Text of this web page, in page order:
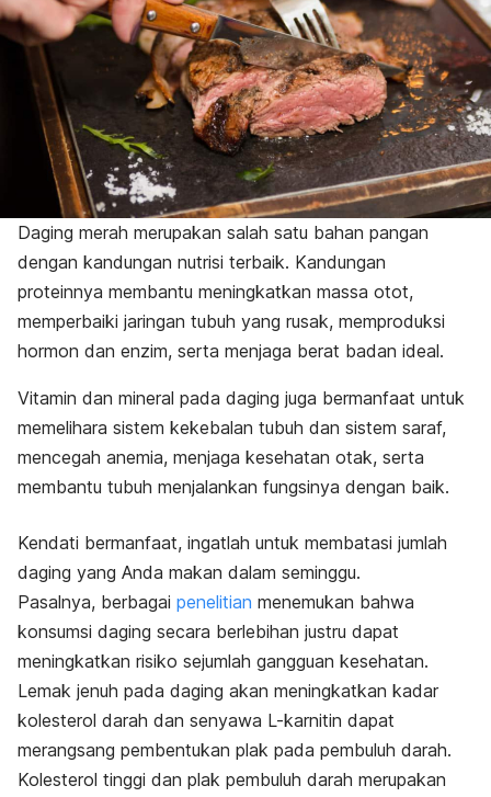
Daging merah merupakan salah satu bahan pangan
dengan kandungan nutrisi terbaik. Kandungan
proteinnya membantu meningkatkan massa otot,
memperbaiki jaringan tubuh yang rusak, memproduksi
hormon dan enzim, serta menjaga berat badan ideal.
Vitamin dan mineral pada daging juga bermanfaat untuk
memelihara sistem kekebalan tubuh dan sistem saraf,
mencegah anemia, menjaga kesehatan otak, serta
membantu tubuh menjalankan fungsinya dengan baik.
Kendati bermanfaat, ingatlah untuk membatasi jumlah
daging yang Anda makan dalam seminggu.
Pasalnya, berbagai penelitian menemukan bahwa
konsumsi daging secara berlebihan justru dapat
meningkatkan risiko sejumlah gangguan kesehatan.
Lemak jenuh pada daging akan meningkatkan kadar
kolesterol darah dan senyawa L-karnitin dapat
merangsang pembentukan plak pada pembuluh darah.
Kolesterol tinggi dan plak pembuluh darah merupakan